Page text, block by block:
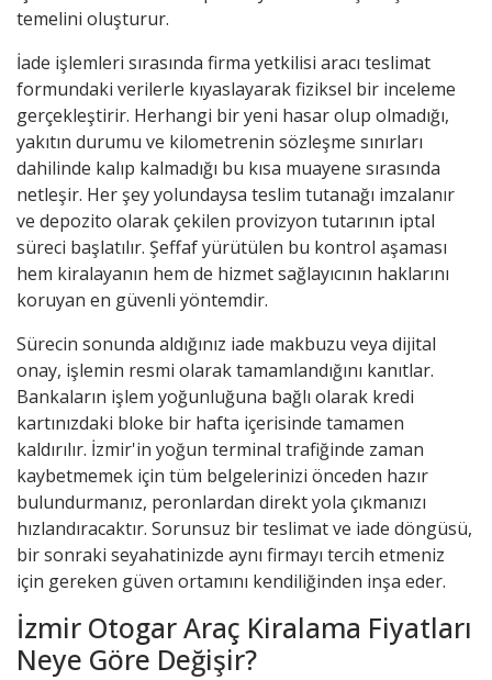
temelini oluşturur.
İade işlemleri sırasında firma yetkilisi aracı teslimat
formundaki verilerle kıyaslayarak fiziksel bir inceleme
gerçekleştirir. Herhangi bir yeni hasar olup olmadığı,
yakıtın durumu ve kilometrenin sözleşme sınırları
dahilinde kalıp kalmadığı bu kısa muayene sırasında
netleşir. Her şey yolundaysa teslim tutanağı imzalanır
ve depozito olarak çekilen provizyon tutarının iptal
süreci başlatılır. Şeffaf yürütülen bu kontrol aşaması
hem kiralayanın hem de hizmet sağlayıcının haklarını
koruyan en güvenli yöntemdir.
Sürecin sonunda aldığınız iade makbuzu veya dijital
onay, işlemin resmi olarak tamamlandığını kanıtlar.
Bankaların işlem yoğunluğuna bağlı olarak kredi
kartınızdaki bloke bir hafta içerisinde tamamen
kaldırılır. İzmir'in yoğun terminal trafiğinde zaman
kaybetmemek için tüm belgelerinizi önceden hazır
bulundurmanız, peronlardan direkt yola çıkmanızı
hızlandıracaktır. Sorunsuz bir teslimat ve iade döngüsü,
bir sonraki seyahatinizde aynı firmayı tercih etmeniz
için gereken güven ortamını kendiliğinden inşa eder.
İzmir Otogar Araç Kiralama Fiyatları
Neye Göre Değişir?